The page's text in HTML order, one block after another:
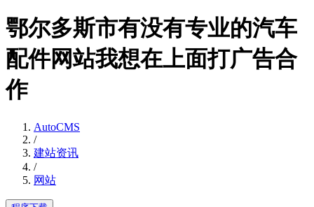
鄂尔多斯市有没有专业的汽车
配件网站我想在上面打广告合
作
AutoCMS
/
建站资讯
/
网站